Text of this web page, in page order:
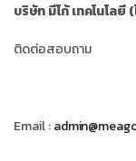
บริษัท มีโก้ เทคโนโลยี
ติดต่อสอบถาม
Email :